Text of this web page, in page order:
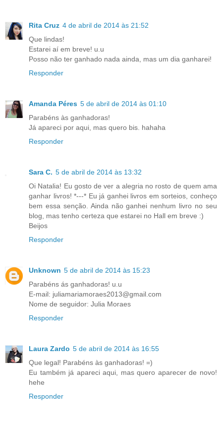
Rita Cruz 4 de abril de 2014 às 21:52
Que lindas!
Estarei aí em breve! u.u
Posso não ter ganhado nada ainda, mas um dia ganharei!
Responder
Amanda Péres 5 de abril de 2014 às 01:10
Parabéns às ganhadoras!
Já apareci por aqui, mas quero bis. hahaha
Responder
Sara C. 5 de abril de 2014 às 13:32
Oi Natalia! Eu gosto de ver a alegria no rosto de quem ama
ganhar livros! *---* Eu já ganhei livros em sorteios, conheço
bem essa senção. Ainda não ganhei nenhum livro no seu
blog, mas tenho certeza que estarei no Hall em breve :)
Beijos
Responder
Unknown 5 de abril de 2014 às 15:23
Parabéns ás ganhadoras! u.u
E-mail: juliamariamoraes2013@gmail.com
Nome de seguidor: Julia Moraes
Responder
Laura Zardo 5 de abril de 2014 às 16:55
Que legal! Parabéns às ganhadoras! =)
Eu também já apareci aqui, mas quero aparecer de novo!
hehe
Responder